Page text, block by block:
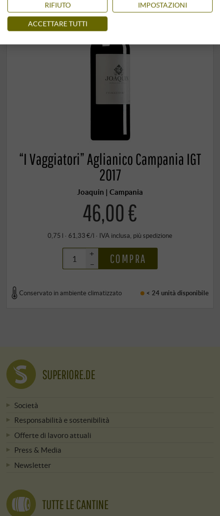
“I Vaggiatori” Aglianico Campania IGT
2017
Joaquin | Campania
46,00 €
0,75 l · 61,33 €/l · IVA inclusa, più spedizione
+
–
COMPRA
Conservato in ambiente climatizzato < 24 unità disponibile
SUPERIORE.DE
Società
Responsabilità e sostenibilità
Offerte di lavoro attuali
Press & Media
Newsletter
TUTTE LE CANTINE
RIFIUTO IMPOSTAZIONI
ACCETTARE TUTTI